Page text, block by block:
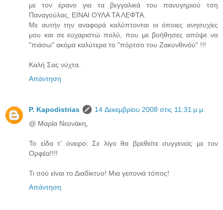
με τον έρανο για τα βεγγαλικά του πανυγηριού τση
Παναγούλας, ΕΙΝΑΙ ΟΥΛΑ ΤΑ ΛΕΦΤΑ.
Με αυτήν την αναφορά καλύπτονται οι όποιες ανησυχίες
μου και σε ευχαριστώ πολύ, που με βοήθησες απόψε να
"πιάσω" ακόμα καλύτερα το "πόρτσο του Ζακυνθινόύ" !!!
Καλή Σας νύχτα.
Απάντηση
P. Kapodistrias
14 Δεκεμβρίου 2008 στις 11:31 μ.μ.
@ Μαρία Νεονάκη,
Το είδα τ' όνειρο: Σε λίγο θα βρεθείτε συγγενείς με τον
Ορφέα!!!!
Τι σού είναι το Διαδίκτυο! Μια γειτονιά τόπος!
Απάντηση